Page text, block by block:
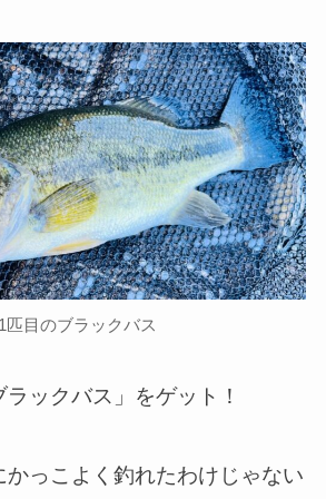
1匹目のブラックバス
ックバス」をゲット！
かっこよく釣れたわけじゃない